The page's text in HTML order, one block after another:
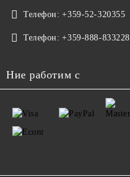
Телефон: +359-52-320355
Телефон: +359-888-833228
Ние работим с